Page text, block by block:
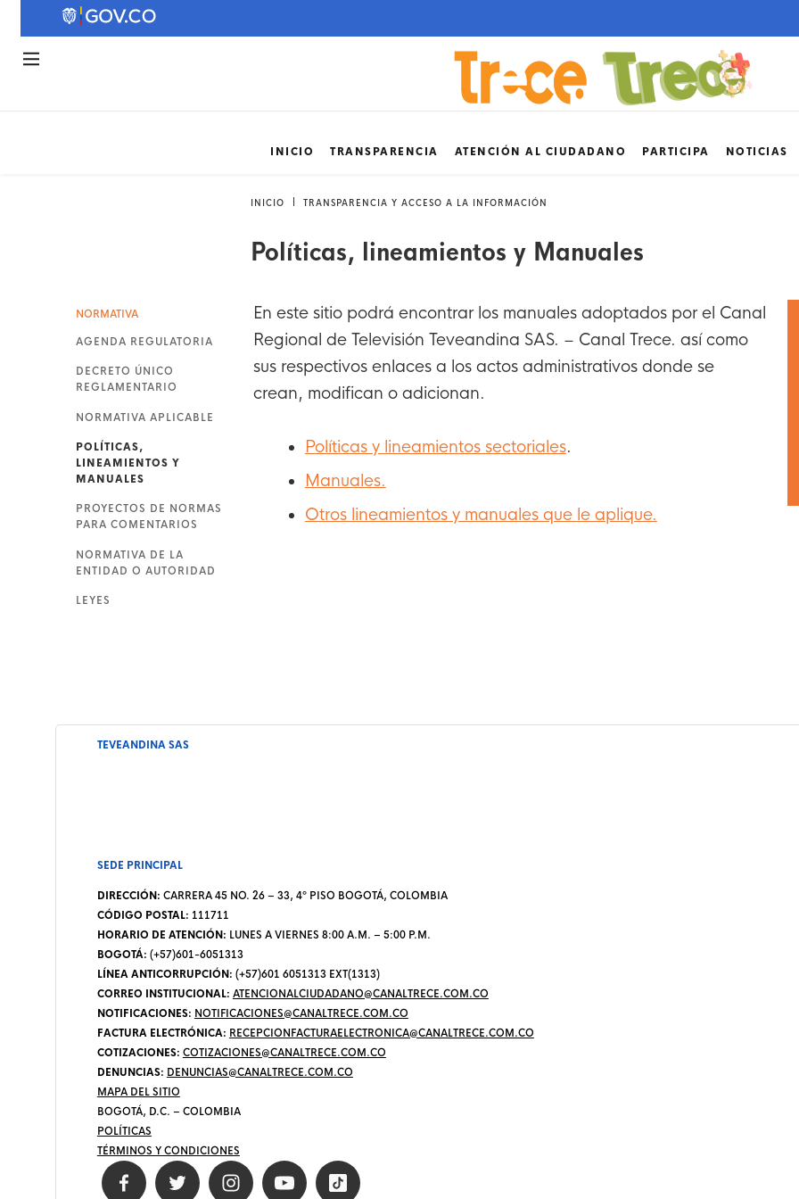
INICIO TRANSPARENCIA ATENCIÓN AL CIUDADANO PARTICIPA NOTICIAS
INICIO TRANSPARENCIA Y ACCESO A LA INFORMACIÓN
Políticas, lineamientos y Manuales
NORMATIVA
AGENDA REGULATORIA
DECRETO ÚNICO
REGLAMENTARIO
NORMATIVA APLICABLE
POLÍTICAS,
LINEAMIENTOS Y
MANUALES
PROYECTOS DE NORMAS
PARA COMENTARIOS
NORMATIVA DE LA
ENTIDAD O AUTORIDAD
LEYES
En este sitio podrá encontrar los manuales adoptados por el Canal
Regional de Televisión Teveandina SAS. – Canal Trece. así como
sus respectivos enlaces a los actos administrativos donde se
crean, modifican o adicionan.
Políticas y lineamientos sectoriales.
Manuales.
Otros lineamientos y manuales que le aplique.
TEVEANDINA SAS
SEDE PRINCIPAL
DIRECCIÓN: CARRERA 45 NO. 26 – 33, 4º PISO BOGOTÁ, COLOMBIA
CÓDIGO POSTAL: 111711
HORARIO DE ATENCIÓN: LUNES A VIERNES 8:00 A.M. – 5:00 P.M.
BOGOTÁ: (+57)601-6051313
LÍNEA ANTICORRUPCIÓN: (+57)601 6051313 EXT(1313)
CORREO INSTITUCIONAL: ATENCIONALCIUDADANO@CANALTRECE.COM.CO
NOTIFICACIONES: NOTIFICACIONES@CANALTRECE.COM.CO
FACTURA ELECTRÓNICA: RECEPCIONFACTURAELECTRONICA@CANALTRECE.COM.CO
COTIZACIONES: COTIZACIONES@CANALTRECE.COM.CO
DENUNCIAS: DENUNCIAS@CANALTRECE.COM.CO
MAPA DEL SITIO
BOGOTÁ, D.C. – COLOMBIA
POLÍTICAS
TÉRMINOS Y CONDICIONES